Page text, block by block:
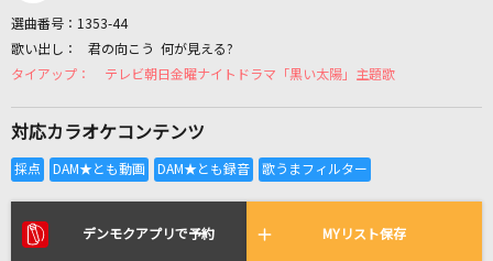
カラオケリクエスト
リアルタイムで歌われている曲の一覧
何様 feat. ぼくのりりっくのぼうよみ
選曲番号： 1353-44
君の向こう 何が見える?
テレビ朝日金曜ナイトドラマ「黒い太陽」主題歌
対応カラオケコンテンツ
デンモクアプリで予約 MYリスト保存